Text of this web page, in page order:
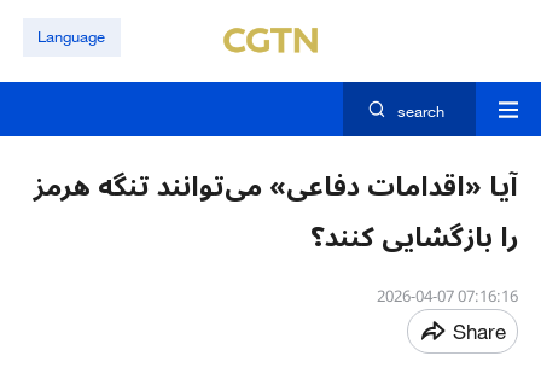
Language
search
آیا «اقدامات دفاعی» می‌توانند تنگه هرمز
را بازگشایی کنند؟
07:16:16 2026-04-07
Share